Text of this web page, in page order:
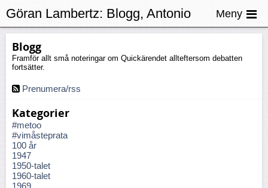
Blogg
Framför allt små noteringar om Quickärendet allteftersom debatten
fortsätter.
Prenumera/rss
Kategorier
#metoo
#vimåsteprata
100 år
1947
1950-talet
1960-talet
1969
Göran Lambertz: Blogg, Antonio
Guterres
Meny